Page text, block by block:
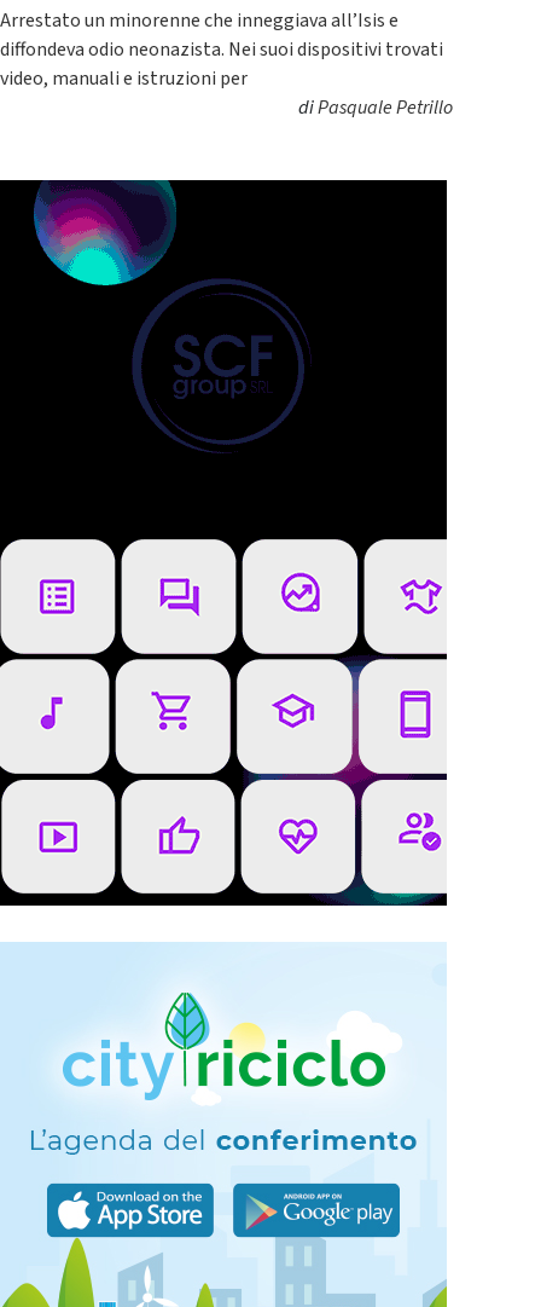
Arrestato un minorenne che inneggiava all’Isis e
diffondeva odio neonazista. Nei suoi dispositivi trovati
video, manuali e istruzioni per
diPasquale Petrillo